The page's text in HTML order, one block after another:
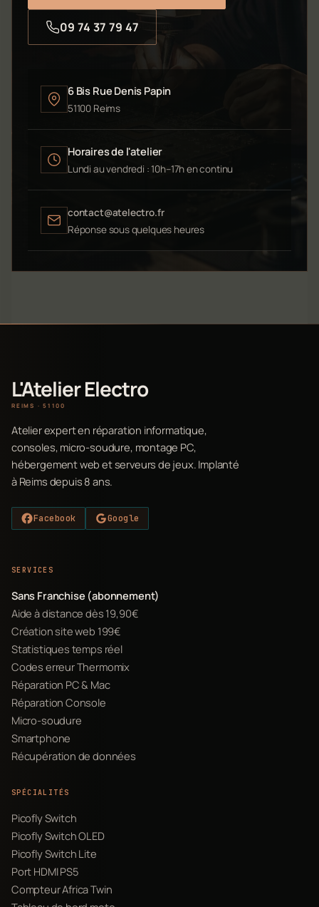
09 74 37 79 47
6 Bis Rue Denis Papin
51100 Reims
Horaires de l'atelier
Lundi au vendredi : 10h–17h en continu
contact@atelectro.fr
Réponse sous quelques heures
L'Atelier Electro
REIMS · 51100
Atelier expert en réparation informatique,
consoles, micro-soudure, montage PC,
hébergement web et serveurs de jeux. Implanté
à Reims depuis 8 ans.
Facebook Google
SERVICES
Sans Franchise (abonnement)
Aide à distance dès 19,90€
Création site web 199€
Statistiques temps réel
Codes erreur Thermomix
Réparation PC & Mac
Réparation Console
Micro-soudure
Smartphone
Récupération de données
SPÉCIALITÉS
Picofly Switch
Picofly Switch OLED
Picofly Switch Lite
Port HDMI PS5
Compteur Africa Twin